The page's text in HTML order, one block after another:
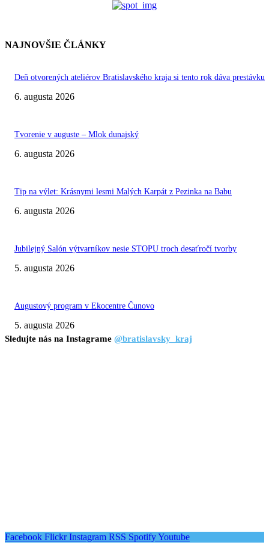
NAJNOVŠIE ČLÁNKY
Deň otvorených ateliérov Bratislavského kraja si tento rok dáva prestávku
6. augusta 2026
Tvorenie v auguste – Mlok dunajský
6. augusta 2026
Tip na výlet: Krásnymi lesmi Malých Karpát z Pezinka na Babu
6. augusta 2026
Jubilejný Salón výtvarníkov nesie STOPU troch desaťročí tvorby
5. augusta 2026
Augustový program v Ekocentre Čunovo
5. augusta 2026
Sledujte nás na Instagrame @bratislavsky_kraj
Facebook Flickr Instagram RSS SpotifyYoutube